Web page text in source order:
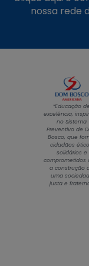
nossa rede
“Educação de
excelência,
no Sistema
Preventivo de
Bosco, que
cidadãos
solidários e
comprometidos
a construção
uma
justa e